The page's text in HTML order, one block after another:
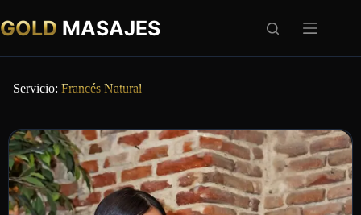
GOLD MASAJES
Servicio: Francés Natural